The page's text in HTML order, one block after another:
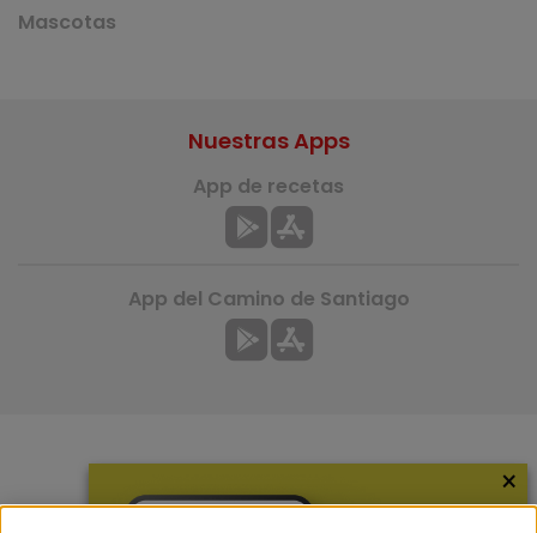
Mascotas
Nuestras Apps
App de recetas
App del Camino de Santiago
×